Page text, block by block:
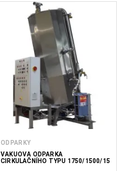
ODPARKY
VAKUOVÁ ODPARKA
CIRKULAČNÍHO TYPU 1750/1500/15